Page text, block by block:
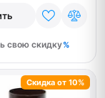
свою скидку
Скидка от 10%